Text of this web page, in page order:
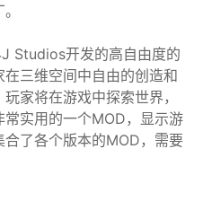
Studios开发的高自由度的
三维空间中自由的创造和
家将在游戏中探索世界，
实用的一个MOD，显示游
了各个版本的MOD，需要